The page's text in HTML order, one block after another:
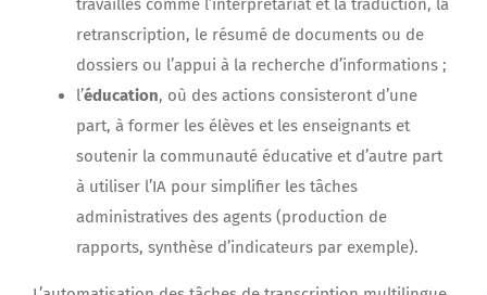
travaillés comme l’interprétariat et la traduction, la
retranscription, le résumé de documents ou de
dossiers ou l’appui à la recherche d’informations ;
l’éducation, où des actions consisteront d’une
part, à former les élèves et les enseignants et
soutenir la communauté éducative et d’autre part
à utiliser l’IA pour simplifier les tâches
administratives des agents (production de
rapports, synthèse d’indicateurs par exemple).